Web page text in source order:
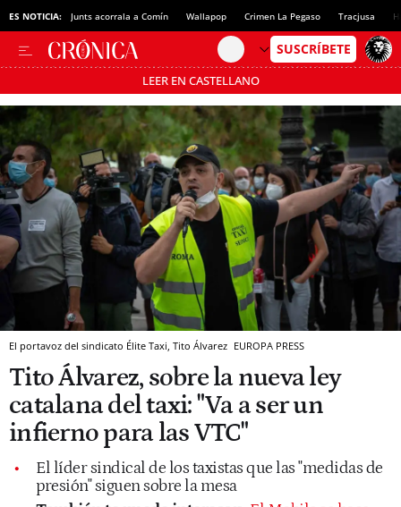
ES NOTICIA: Junts acorrala a Comín Wallapop Crimen La Pegaso Tracjusa
LEER EN CASTELLANO
Pásate al MODO AHORRO
El portavoz del sindicato Élite Taxi, Tito Álvarez EUROPA PRESS
Tito Álvarez, sobre la nueva ley
catalana del taxi: "Va a ser un
infierno para las VTC"
El líder sindical de los taxistas que las "medidas de
presión" siguen sobre la mesa